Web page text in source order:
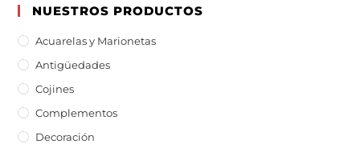
NUESTROS PRODUCTOS
Acuarelas y Marionetas
Antigüedades
Cojines
Complementos
Decoración